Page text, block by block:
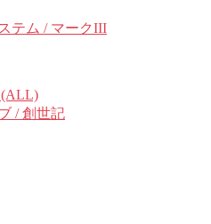
テム / マークIII
/ 創世記